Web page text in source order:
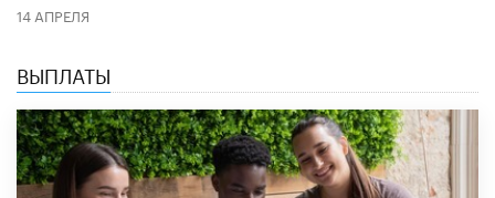
14 АПРЕЛЯ
ВЫПЛАТЫ